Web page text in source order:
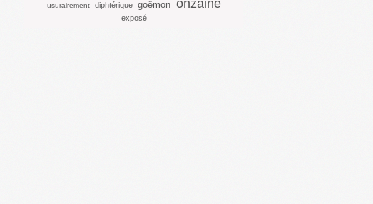
usurairement diphtérique goêmon onzaine
exposé